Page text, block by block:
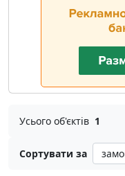
Усього об'єктів 1
Сортувати за